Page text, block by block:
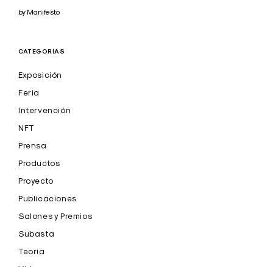
by Manifesto
CATEGORÍAS
Exposición
Feria
Intervención
NFT
Prensa
Productos
Proyecto
Publicaciones
Salones y Premios
Subasta
Teoria